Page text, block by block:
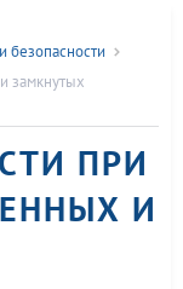
безопасности
замкнутых
ПРИ
И